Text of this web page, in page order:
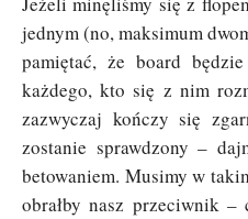
jednym (no, maksimum
pamiętać, że board
każdego, kto się z nim
zazwyczaj kończy się
zostanie sprawdzony –
betowaniem. Musimy w
obrałby nasz przeciwnik